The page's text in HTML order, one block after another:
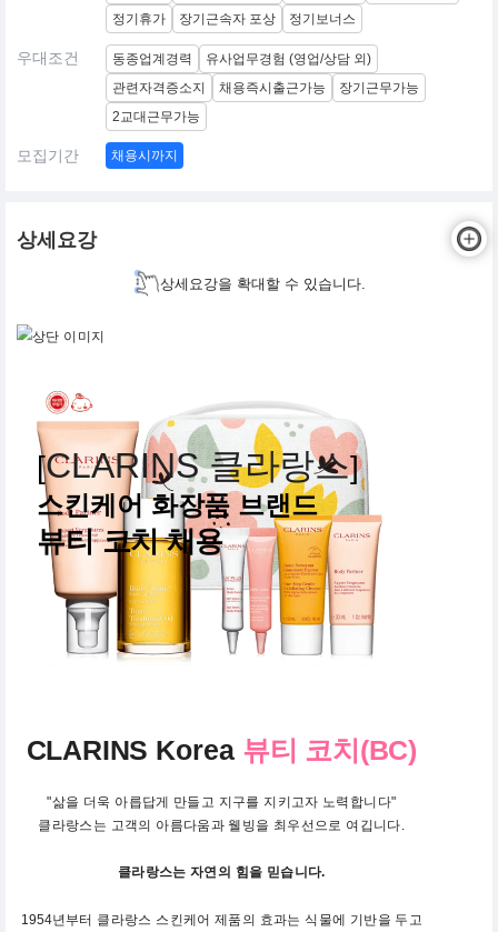
정기휴가
장기근속자 포상 정기보너스
우대조건 동종업계경력
유사업무경험 (영업/상담 외)
관련자격증소지
채용즉시출근가능
장기근무가능
2교대근무가능
모집기간 채용시까지
상세요강
상세요강을 확대할 수 있습니다.
[CLARINS 클라랑스]
스킨케어 화장품 브랜드
뷰티 코치 채용
CLARINS Korea 뷰티 코치(BC)
"삶을 더욱 아릅답게 만들고 지구를 지키고자 노력합니다"
클라랑스는 고객의 아름다움과 웰빙을 최우선으로 여깁니다.
클라랑스는 자연의 힘을 믿습니다.
1954년부터 클라랑스 스킨케어 제품의 효과는 식물에 기반을 두고